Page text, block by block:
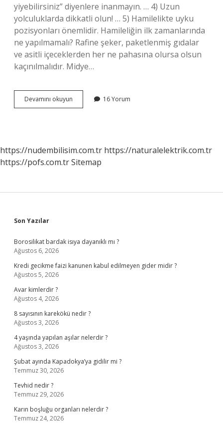
yiyebilirsiniz” diyenlere inanmayın. … 4) Uzun
yolculuklarda dikkatli olun! … 5) Hamilelikte uyku
pozisyonları önemlidir. Hamileliğin ilk zamanlarında
ne yapılmamalı? Rafine şeker, paketlenmiş gıdalar
ve asitli içeceklerden her ne pahasına olursa olsun
kaçınılmalıdır. Midye…
Devamını okuyun
Adayı
16 Yorum
https://nudembilisim.com.tr https://naturalelektrik.com.tr
https://pofs.com.trSitemap
Sidebar
Son Yazılar
Borosilikat bardak isıya dayanıklı mı ?
Ağustos 6, 2026
Kredi gecikme faizi kanunen kabul edilmeyen gider midir ?
Ağustos 5, 2026
Avar kimlerdir ?
Ağustos 4, 2026
8 sayısının karekökü nedir ?
Ağustos 3, 2026
4 yaşında yapılan aşılar nelerdir ?
Ağustos 3, 2026
Şubat ayında Kapadokya’ya gidilir mi ?
Temmuz 30, 2026
Tevhid nedir ?
Temmuz 29, 2026
Karın boşluğu organları nelerdir ?
Temmuz 24, 2026